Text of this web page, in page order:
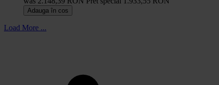
Adauga în cos
Load More ...